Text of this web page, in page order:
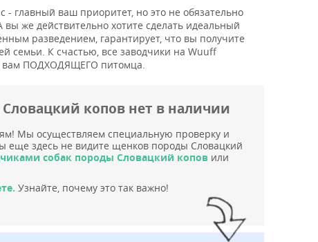
главный ваш приоритет, но это не обязательно
же действительно хотите сделать идеальный
разведением, гарантирует, что вы получите
семьи. К счастью, все заводчики на Wuuff
вам ПОДХОДЯЩЕГО питомца.
копов нет в наличии
Мы осуществляем специальную проверку и
еще здесь не видите щенков породы Словацкий
собак породы Словацкий копов или
Узнайте, почему это так важно!